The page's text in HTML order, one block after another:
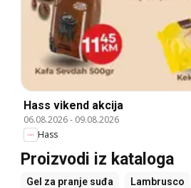
Hass vikend akcija
06.08.2026- 09.08.2026
Hass
Proizvodi iz kataloga
Gel za pranje suđa Lambrusco